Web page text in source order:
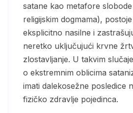
satane kao metafore
religijskim dogmama),
eksplicitno nasilne i
neretko uključujući krvne
zlostavljanje. U takvim
o ekstremnim oblicima
imati dalekosežne posledice
fizičko zdravlje pojedinca.